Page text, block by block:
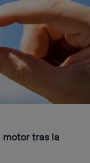
motor tras la